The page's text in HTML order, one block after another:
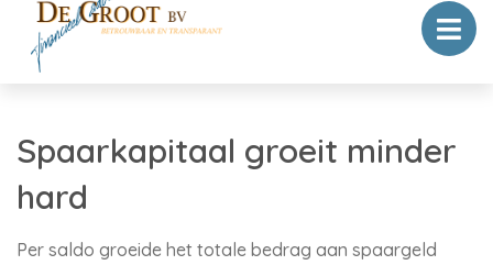
Spaarkapitaal groeit minder
hard
Per saldo groeide het totale bedrag aan spaargeld